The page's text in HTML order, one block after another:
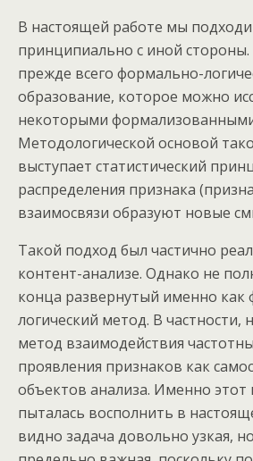
В настоящей работе мы
принципиально с иной стороны.
прежде всего формально-
образование, которое можно
некоторыми
Методологической основой
выступает статистический
распределения признака
взаимосвязи образуют новые
Такой подход был частично
контент-анализе. Однако не
конца развернутый именно как
логический метод. В частности,
метод взаимодействия
проявления признаков как
объектов анализа. Именно
пыталась восполнить в
видно задача довольно узкая,